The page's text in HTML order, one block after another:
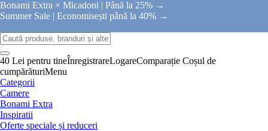
Bonami Extra × Micadoni | Până la 25% →
Summer Sale | Economisești până la 40% →
40 Lei pentru tineÎnregistrareLogareComparație Coșul de
cumpărăturiMenu
Categorii
Camere
Bonami Extra
Inspiratii
Oferte speciale și reduceri